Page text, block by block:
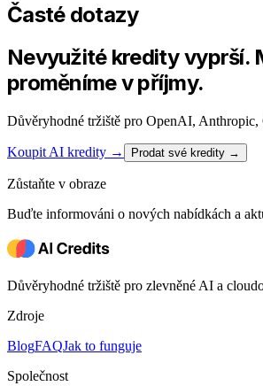
Časté dotazy
Nevyužité kredity vyprší.
proměníme v příjmy.
Důvěryhodné tržiště pro OpenAI, Anthropic,
Koupit AI kredity → Prodat své kredity →
Zůstaňte v obraze
Buďte informováni o nových nabídkách a
Důvěryhodné tržiště pro zlevněné AI a
Zdroje
BlogFAQJak to funguje
Společnost